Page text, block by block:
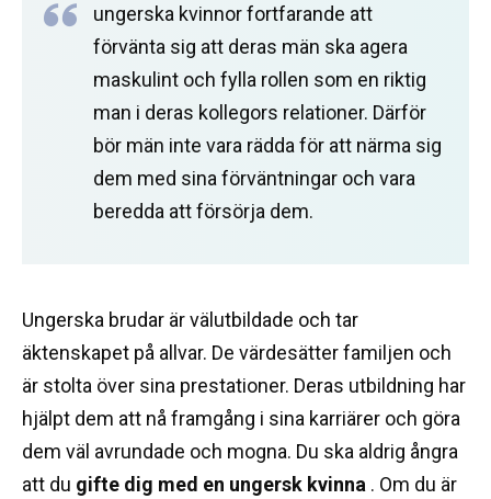
ungerska kvinnor fortfarande att
förvänta sig att deras män ska agera
maskulint och fylla rollen som en riktig
man i deras kollegors relationer. Därför
bör män inte vara rädda för att närma sig
dem med sina förväntningar och vara
beredda att försörja dem.
Ungerska brudar är välutbildade och tar
äktenskapet på allvar. De värdesätter familjen och
är stolta över sina prestationer. Deras utbildning har
hjälpt dem att nå framgång i sina karriärer och göra
dem väl avrundade och mogna. Du ska aldrig ångra
att du gifte dig med en ungersk kvinna . Om du är